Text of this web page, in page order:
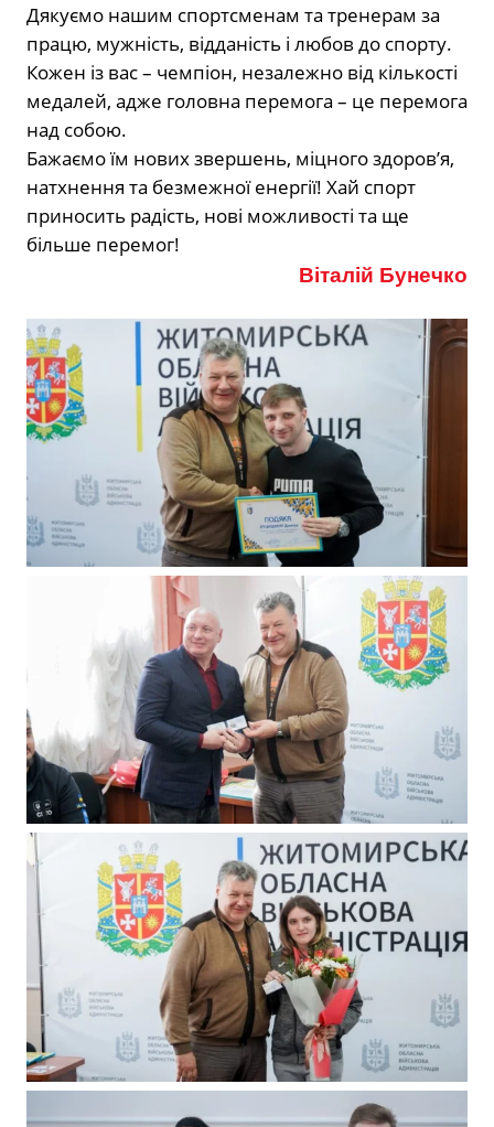
Дякуємо нашим спортсменам та тренерам за
працю, мужність, відданість і любов до спорту.
Кожен із вас – чемпіон, незалежно від кількості
медалей, адже головна перемога – це перемога
над собою.
Бажаємо їм нових звершень, міцного здоров’я,
натхнення та безмежної енергії! Хай спорт
приносить радість, нові можливості та ще
більше перемог!
Віталій Бунечко